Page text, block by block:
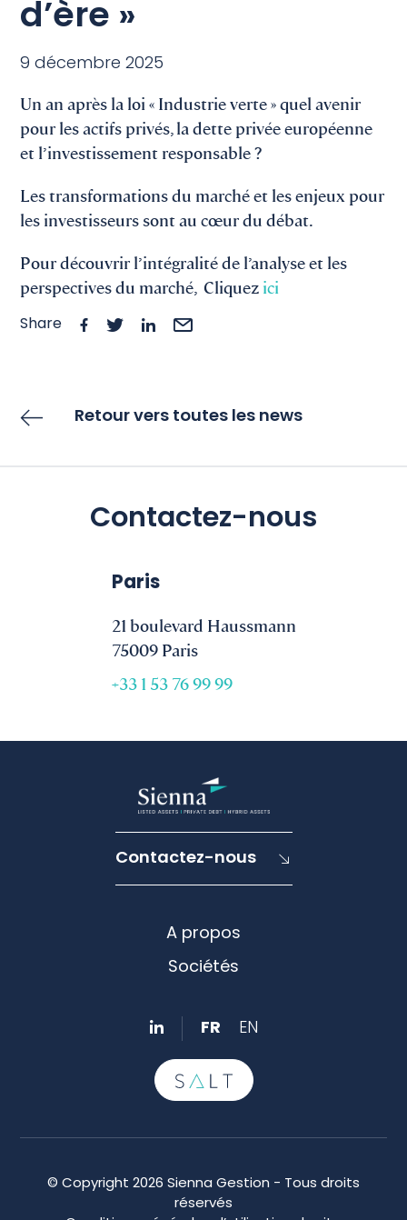
d’ère »
9 décembre 2025
Un an après la loi « Industrie verte » quel avenir
pour les actifs privés, la dette privée européenne
et l’investissement responsable ?
Les transformations du marché et les enjeux pour
les investisseurs sont au cœur du débat.
Pour découvrir l’intégralité de l’analyse et les
perspectives du marché, Cliquez ici
Share
Retour vers toutes les news
Contactez-nous
Paris
21 boulevard Haussmann
75009 Paris
+33 1 53 76 99 99
Contactez-nous
A propos
Sociétés
FR EN
© Copyright 2026 Sienna Gestion - Tous droits
réservés